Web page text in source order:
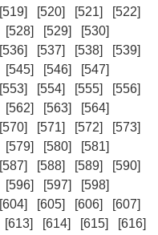
[519] [520] [521]
[522]
[528] [529]
[530]
[536] [537] [538]
[539]
[545] [546]
[547]
[553] [554] [555]
[556]
[562] [563]
[564]
[570] [571] [572]
[573]
[579] [580]
[581]
[587] [588] [589]
[590]
[596] [597]
[598]
[604] [605] [606]
[607]
[613] [614] [615]
[616]